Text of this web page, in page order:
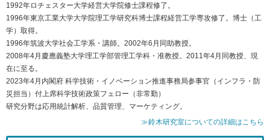
1992年ロチェスター大学経営大学院修士課程修了。
1996年東京工業大学大学院理工学研究科博士課程経営工学専攻修了。博士（工
学）取得。
1996年筑波大学社会工学系・講師。2002年6月同助教授。
2008年4月慶應義塾大学理工学部管理工学科・准教授。2011年4月同教授、現
在に至る。
2023年4月内閣府 科学技術・イノベーション推進事務局参事官（インフラ・防
災担当）付上席科学技術政策フェロー（非常勤）
研究分野は応用統計解析、品質管理、マーケティング。
≫鈴木研究室についての詳細はこちら